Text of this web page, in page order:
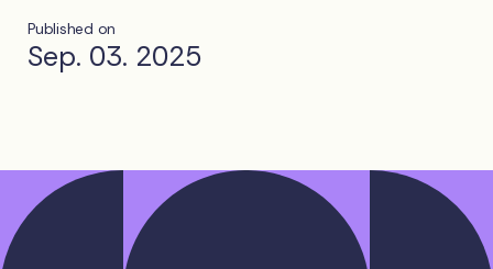
Published on
Sep. 03. 2025